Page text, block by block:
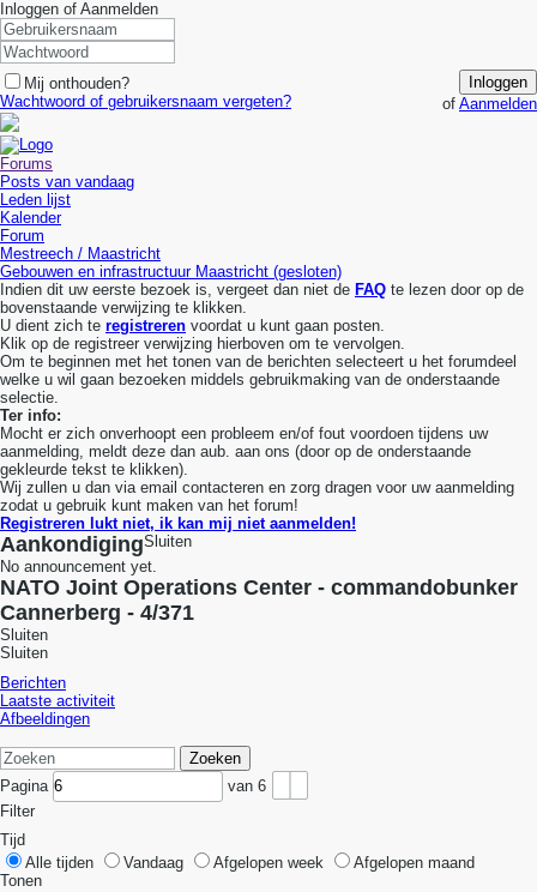
Inloggen of Aanmelden
Mij onthouden?
Inloggen
Wachtwoord of gebruikersnaam vergeten?
of Aanmelden
Forums
Posts van vandaag
Leden lijst
Kalender
Forum
Mestreech / Maastricht
Gebouwen en infrastructuur Maastricht (gesloten)
Indien dit uw eerste bezoek is, vergeet dan niet de FAQ te lezen door op de
bovenstaande verwijzing te klikken.
U dient zich te registreren voordat u kunt gaan posten.
Klik op de registreer verwijzing hierboven om te vervolgen.
Om te beginnen met het tonen van de berichten selecteert u het forumdeel
welke u wil gaan bezoeken middels gebruikmaking van de onderstaande
selectie.
Ter info:
Mocht er zich onverhoopt een probleem en/of fout voordoen tijdens uw
aanmelding, meldt deze dan aub. aan ons (door op de onderstaande
gekleurde tekst te klikken).
Wij zullen u dan via email contacteren en zorg dragen voor uw aanmelding
zodat u gebruik kunt maken van het forum!
Registreren lukt niet, ik kan mij niet aanmelden!
AankondigingSluiten
No announcement yet.
NATO Joint Operations Center - commandobunker
Cannerberg - 4/371
Sluiten
Sluiten
Berichten
Laatste activiteit
Afbeeldingen
Zoeken
Pagina
van 6
Filter
Tijd
Alle tijden
Vandaag Afgelopen week
Afgelopen maand
Tonen